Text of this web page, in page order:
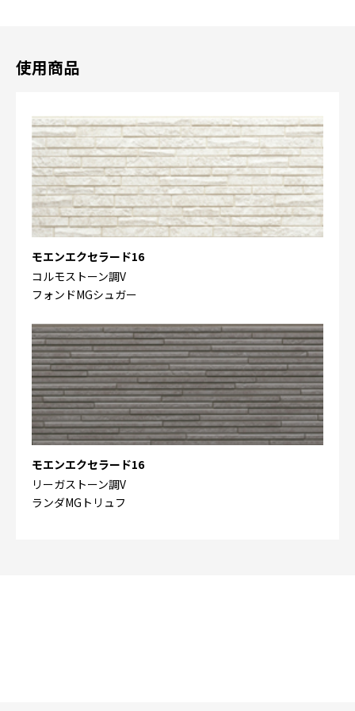
使用商品
モエンエクセラード16
コルモストーン調V
フォンドMGシュガー
モエンエクセラード16
リーガストーン調V
ランダMGトリュフ